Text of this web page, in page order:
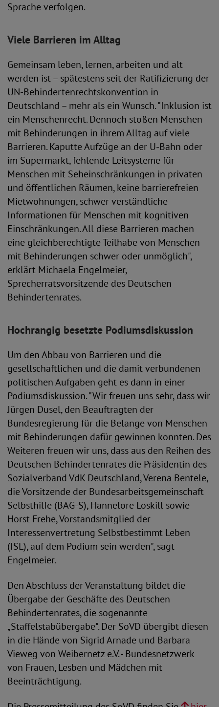
Sprache verfolgen.
Viele Barrieren im Alltag
Gemeinsam leben, lernen, arbeiten und alt
werden ist – spätestens seit der Ratifizierung der
UN-Behindertenrechtskonvention in
Deutschland – mehr als ein Wunsch. "Inklusion ist
ein Menschenrecht. Dennoch stoßen Menschen
mit Behinderungen in ihrem Alltag auf viele
Barrieren. Kaputte Aufzüge an der U-Bahn oder
im Supermarkt, fehlende Leitsysteme für
Menschen mit Seheinschränkungen in privaten
und öffentlichen Räumen, keine barrierefreien
Mietwohnungen, schwer verständliche
Informationen für Menschen mit kognitiven
Einschränkungen. All diese Barrieren machen
eine gleichberechtigte Teilhabe von Menschen
mit Behinderungen schwer oder unmöglich",
erklärt Michaela Engelmeier,
Sprecherratsvorsitzende des Deutschen
Behindertenrates.
Hochrangig besetzte Podiumsdiskussion
Um den Abbau von Barrieren und die
gesellschaftlichen und die damit verbundenen
politischen Aufgaben geht es dann in einer
Podiumsdiskussion. "Wir freuen uns sehr, dass wir
Jürgen Dusel, den Beauftragten der
Bundesregierung für die Belange von Menschen
mit Behinderungen dafür gewinnen konnten. Des
Weiteren freuen wir uns, dass aus den Reihen des
Deutschen Behindertenrates die Präsidentin des
Sozialverband VdK Deutschland, Verena Bentele,
die Vorsitzende der Bundesarbeitsgemeinschaft
Selbsthilfe (BAG-S), Hannelore Loskill sowie
Horst Frehe, Vorstandsmitglied der
Interessenvertretung Selbstbestimmt Leben
(ISL), auf dem Podium sein werden", sagt
Engelmeier.
Den Abschluss der Veranstaltung bildet die
Übergabe der Geschäfte des Deutschen
Behindertenrates, die sogenannte
„Staffelstabübergabe". Der SoVD übergibt diesen
in die Hände von Sigrid Arnade und Barbara
Vieweg von Weibernetz e.V. - Bundesnetzwerk
von Frauen, Lesben und Mädchen mit
Beeinträchtigung.